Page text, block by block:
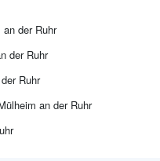
der Ruhr
der Ruhr
Ruhr
an der Ruhr